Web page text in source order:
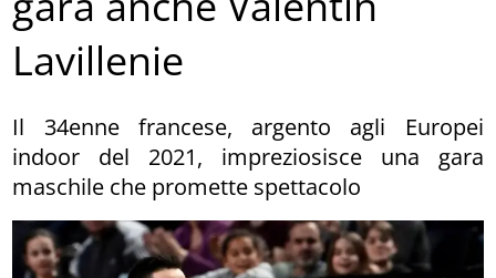
Lavillenie
Il 34enne francese, argento agli Europei
indoor del 2021, impreziosisce una gara
maschile che promette spettacolo